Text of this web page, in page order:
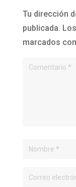
Tu dirección
publicada.
marcados con